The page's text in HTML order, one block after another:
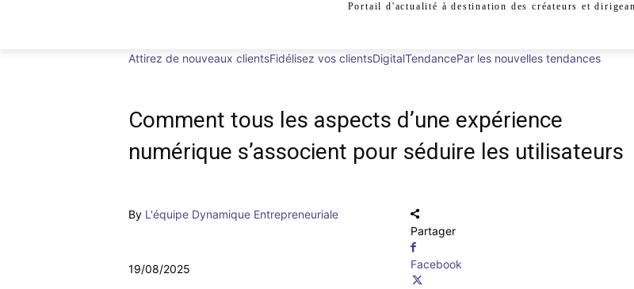
Portail d'actualité à destination des créateurs et
Attirez de nouveaux clientsFidélisez vos clientsDigitalTendancePar les nouvelles tendances
Comment tous les aspects d’une expérience
numérique s’associent pour séduire les utilisateurs
By L'équipe Dynamique Entrepreneuriale
19/08/2025
Partager
Facebook